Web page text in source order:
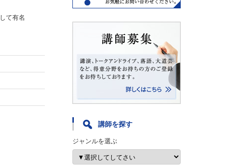
て有名
講師を探す
ジャンルを選ぶ